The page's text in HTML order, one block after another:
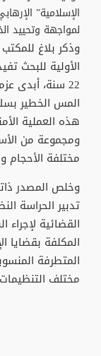
الإسلامية”
لمواجهة وتحييد
وذكر بلاغ
الأولية للبحث
22 سنة،
المس الخطير
هذه العملية
ومجموعة من
مختلفة
وخلص المصدر
تدبير الحراسة
القضائية لإجراء
المكلفة
المتطرفة
مختلف التنظيمات